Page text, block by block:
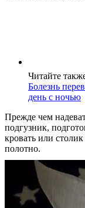
Читайте
Болезнь
день с ночью
Прежде чем
подгузник,
кровать или
полотно.